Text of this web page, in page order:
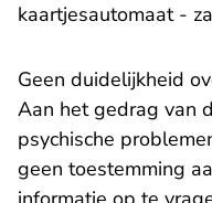
kaartjesautomaat -
Geen duidelijkheid
Aan het gedrag van
psychische
geen toestemming